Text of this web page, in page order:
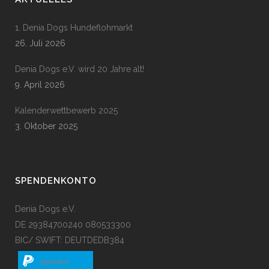
1. Denia Dogs Hundeflohmarkt
26. Juli 2026
Denia Dogs e.V. wird 20 Jahre alt!
9. April 2026
Kalenderwettbewerb 2025
3. Oktober 2025
SPENDENKONTO
Denia Dogs e.V.
DE 29384700240 080533300
BIC/ SWIFT: DEUTDEDB384
spenden